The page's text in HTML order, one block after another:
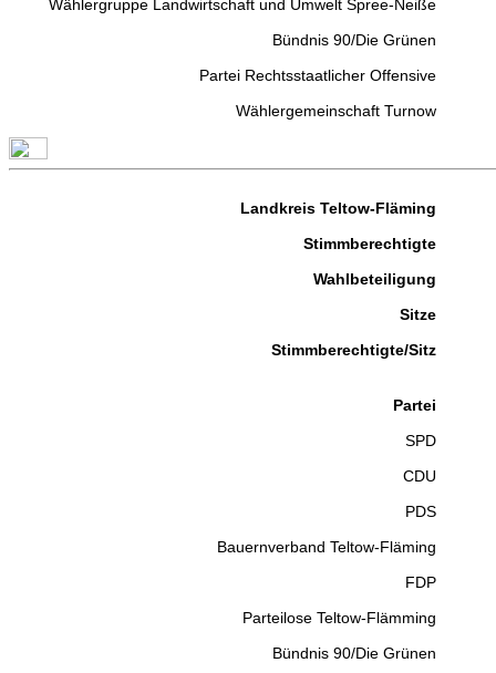
Wählergruppe Landwirtschaft und Umwelt Spree-Neiße
Bündnis 90/Die Grünen
Partei Rechtsstaatlicher Offensive
Wählergemeinschaft Turnow
Landkreis Teltow-Fläming
Stimmberechtigte
Wahlbeteiligung
Sitze
Stimmberechtigte/Sitz
Partei
SPD
CDU
PDS
Bauernverband Teltow-Fläming
FDP
Parteilose Teltow-Flämming
Bündnis 90/Die Grünen